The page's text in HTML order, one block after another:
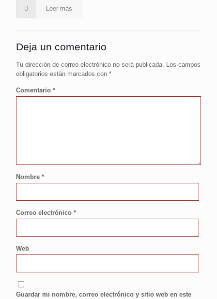
Leer más
Deja un comentario
Tu dirección de correo electrónico no será publicada. Los campos
obligatorios están marcados con *
Comentario *
Nombre *
Correo electrónico *
Web
Guardar mi nombre, correo electrónico y sitio web en este